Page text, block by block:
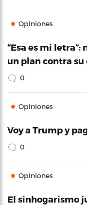
Opiniones
“Esa es mi
un plan contra su
0
Opiniones
Voy a Trump y
0
Opiniones
El sinhogarismo